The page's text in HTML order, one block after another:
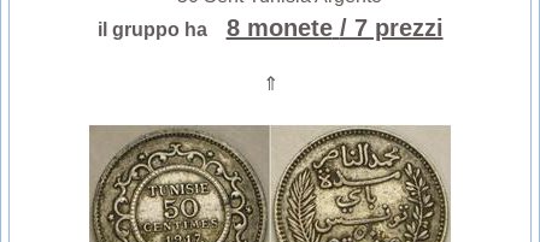
il gruppo ha
8 monete / 7 prezzi
⇑